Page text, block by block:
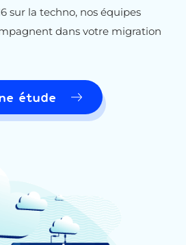
sur la techno, nos équipes
dans votre migration
étude